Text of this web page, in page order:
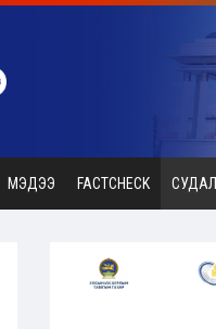
МЭДЭЭ FACTCHECK